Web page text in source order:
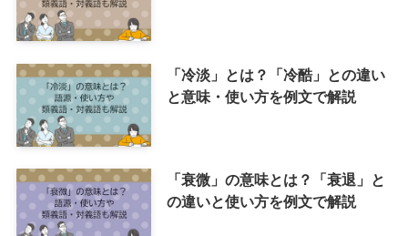
「冷淡」とは？「冷酷」との違い
と意味・使い方を例文で解説
「衰微」の意味とは？「衰退」と
の違いと使い方を例文で解説